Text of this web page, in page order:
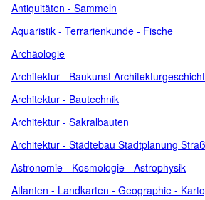
Antiquitäten - Sammeln
Aquaristik - Terrarienkunde - Fische
Archäologie
Architektur - Baukunst
Architektur - Bautechnik
Architektur - Sakralbauten
Architektur - Städtebau Stadtplanung
Astronomie - Kosmologie - Astrophysik
Atlanten - Landkarten - Geographie -